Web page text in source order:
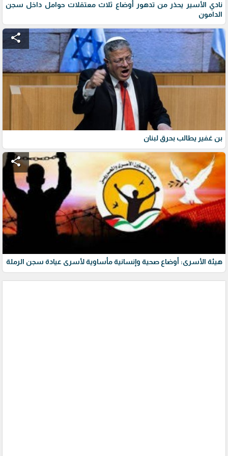
نادي الأسير يحذر من تدهور أوضاع ثلاث معتقلات حوامل داخل سجن
الدامون
share
بن غفير يطالب بحرق لبنان
share
هيئة الأسرى: أوضاع صحية وإنسانية مأساوية لأسرى عيادة سجن الرملة